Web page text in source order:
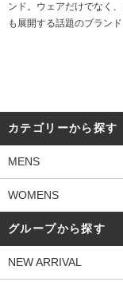
ンド。ウェアだけでなく
も展開する話題のブランド
カテゴリーから探す
MENS
WOMENS
グループから探す
NEW ARRIVAL